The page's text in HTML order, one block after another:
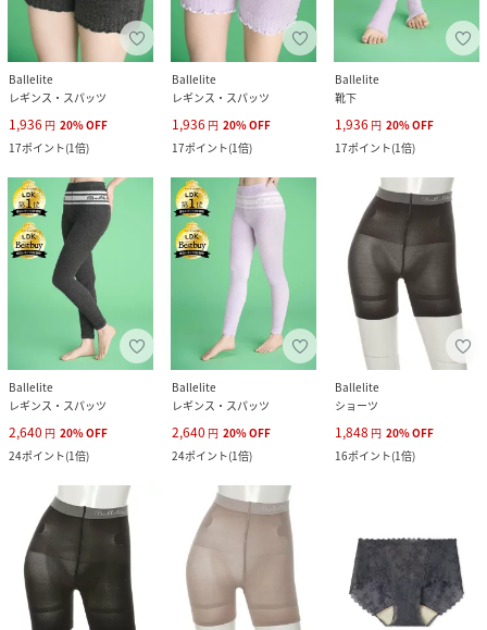
Ballelite
レギンス・スパッツ
1,936 円 20%OFF
17ポイント(1倍)
Ballelite
レギンス・スパッツ
1,936 円 20%OFF
17ポイント(1倍)
Ballelite
靴下
1,936 円 20%OFF
17ポイント(1倍)
Ballelite
レギンス・スパッツ
2,640 円 20%OFF
24ポイント(1倍)
Ballelite
レギンス・スパッツ
2,640 円 20%OFF
24ポイント(1倍)
Ballelite
ショーツ
1,848 円 20%OFF
16ポイント(1倍)